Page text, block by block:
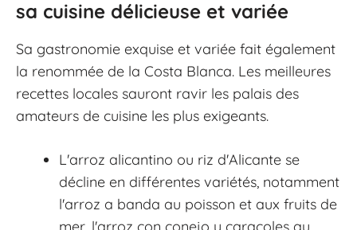
sa cuisine délicieuse et variée
Sa gastronomie exquise et variée fait également
la renommée de la Costa Blanca. Les meilleures
recettes locales sauront ravir les palais des
amateurs de cuisine les plus exigeants.
L'arroz alicantino ou riz d'Alicante se
décline en différentes variétés, notamment
l'arroz a banda au poisson et aux fruits de